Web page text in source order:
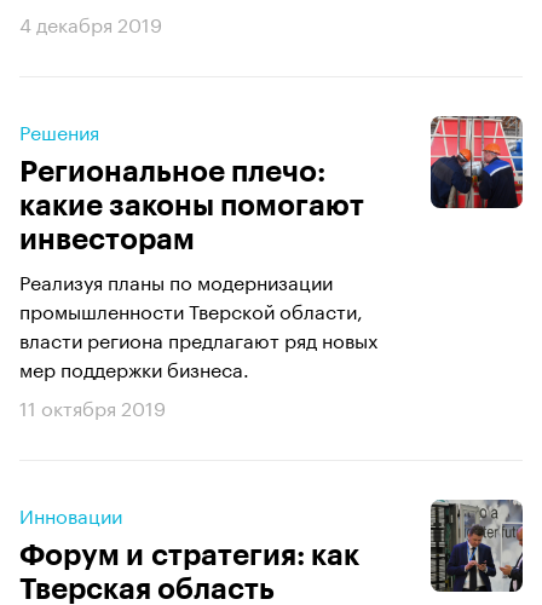
4 декабря 2019
Решения
Региональное плечо:
какие законы помогают
инвесторам
Реализуя планы по модернизации
промышленности Тверской области,
власти региона предлагают ряд новых
мер поддержки бизнеса.
11 октября 2019
Инновации
Форум и стратегия: как
Тверская область